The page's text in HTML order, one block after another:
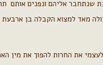
שנתחבר אליהם ונפנים
מאד למצוא הקבלה בן
את החרות להפוך את מין